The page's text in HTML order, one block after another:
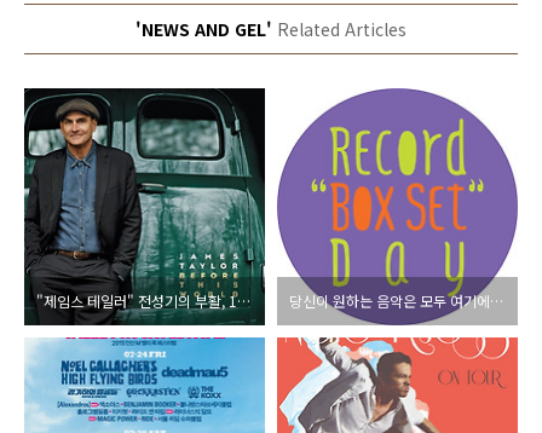
'NEWS AND GEL' Related Articles
"제임스 테일러" 전성기의 부활, 13년만에 신곡 앨범으로 컴백! 당신이 원하는 음악은 모두 여기에! 레코드 “박스 세트” 데이